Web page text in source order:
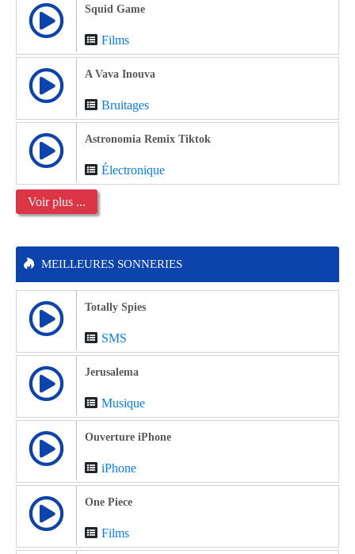
Squid Game
Films
A Vava Inouva
Bruitages
Astronomia Remix Tiktok
Électronique
Voir plus ...
MEILLEURES SONNERIES
Totally Spies
SMS
Jerusalema
Musique
Ouverture iPhone
iPhone
One Piece
Films